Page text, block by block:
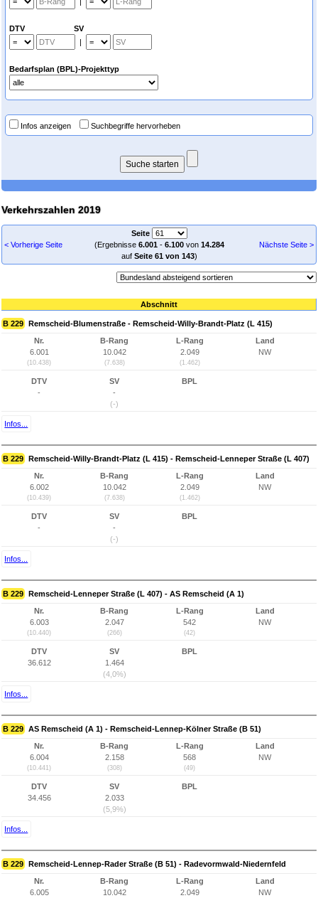
DTV SV
|
Bedarfsplan (BPL)-Projekttyp
Infos anzeigen Suchbegriffe hervorheben
Verkehrszahlen 2019
< Vorherige Seite
Seite
(Ergebnisse 6.001- 6.100von 14.284
auf Seite 61 von 143)
Nächste Seite >
Abschnitt
B 229 Remscheid-Blumenstraße - Remscheid-Willy-Brandt-Platz (L 415)
Nr.
6.001
(10.438)
B-Rang
10.042
(7.638)
L-Rang
2.049
(1.462)
Land
NW
DTV
-
SV
-
(-)
BPL
Infos...
B 229 Remscheid-Willy-Brandt-Platz (L 415) - Remscheid-Lenneper Straße (L 407)
Nr.
6.002
(10.439)
B-Rang
10.042
(7.638)
L-Rang
2.049
(1.462)
Land
NW
DTV
-
SV
-
(-)
BPL
Infos...
B 229 Remscheid-Lenneper Straße (L 407) - AS Remscheid (A 1)
Nr.
6.003
(10.440)
B-Rang
2.047
(266)
L-Rang
542
(42)
Land
NW
DTV
36.612
SV
1.464
(4,0%)
BPL
Infos...
B 229 AS Remscheid (A 1) - Remscheid-Lennep-Kölner Straße (B 51)
Nr.
6.004
(10.441)
B-Rang
2.158
(308)
L-Rang
568
(49)
Land
NW
DTV
34.456
SV
2.033
(5,9%)
BPL
Infos...
B 229 Remscheid-Lennep-Rader Straße (B 51) - Radevormwald-Niedernfeld
Nr.
6.005
B-Rang
10.042
L-Rang
2.049
Land
NW